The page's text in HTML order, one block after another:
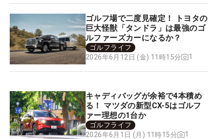
ゴルフ場で二度見確定！ トヨタの
巨大怪獣「タンドラ」は最強のゴ
ルファーズカーになるか？
ゴルフライフ
2026年6月12日 (金) 11時15分
1
キャディバッグが余裕で4本積め
る！ マツダの新型CX-5はゴルフ
ァー理想の1台か
ゴルフライフ
2026年6月1日 (月) 11時15分
1